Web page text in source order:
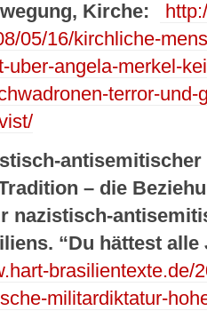
Kirche:
05/16/kirchliche-
uber-angela-merkel-
terror-
– die
nazistisch-
“Du hättest alle
brasilientexte.de/
militardiktatur-